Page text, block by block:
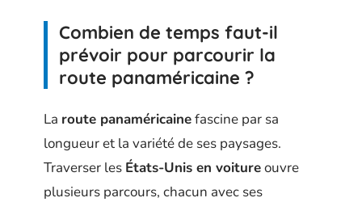
Combien de temps faut-il
prévoir pour parcourir la
route panaméricaine ?
La route panaméricainefascine par sa
longueur et la variété de ses paysages.
Traverser les États-Unis en voitureouvre
plusieurs parcours, chacun avec ses